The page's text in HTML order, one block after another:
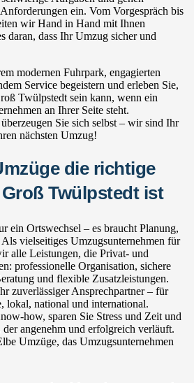
ein. Vom Vorgespräch bis
wir Hand in Hand mit Ihnen
daran, dass Ihr Umzug sicher und
modernen Fuhrpark, engagierten
Service begeistern und erleben Sie,
Twülpstedt sein kann, wenn ein
an Ihrer Seite steht.
Sie sich selbst – wir sind Ihr
nächsten Umzug!
die richtige
Twülpstedt ist
ein Ortswechsel – es braucht Planung,
vielseitiges Umzugsunternehmen für
alle Leistungen, die Privat- und
professionelle Organisation, sichere
und flexible Zusatzleistungen.
zuverlässiger Ansprechpartner – für
lokal, national und international.
how, sparen Sie Stress und Zeit und
angenehm und erfolgreich verläuft.
Umzüge, das Umzugsunternehmen